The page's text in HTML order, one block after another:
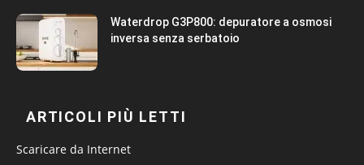
Waterdrop G3P800: depuratore a osmosi
inversa senza serbatoio
ARTICOLI PIÙ LETTI
Scaricare da Internet